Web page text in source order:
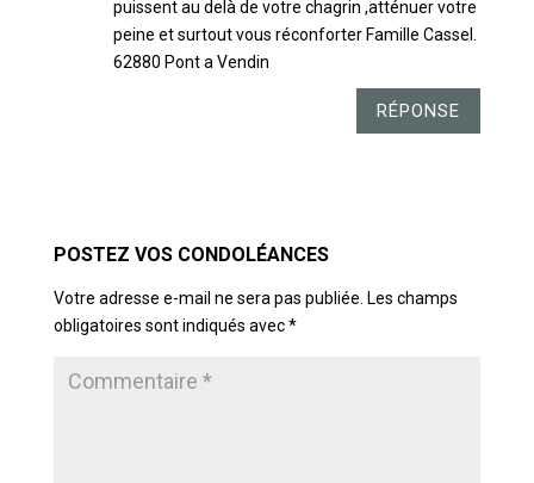
puissent au delà de votre chagrin ,atténuer votre
peine et surtout vous réconforter Famille Cassel.
62880 Pont a Vendin
RÉPONSE
Votre adresse e-mail ne sera pas publiée. Les champs
obligatoires sont indiqués avec*